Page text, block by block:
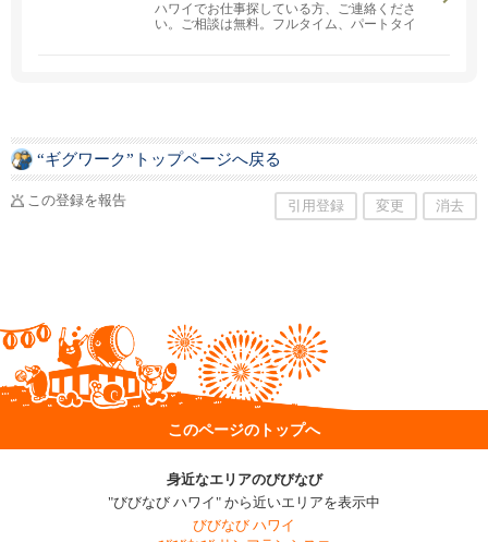
ハワイでお仕事探している方、ご連絡くださ
い。ご相談は無料。フルタイム、パートタイ
“ギグワーク”トップページへ戻る
この登録を報告 引用登録 変更 消去
このページのトップへ
身近なエリアのびびなび
"びびなび ハワイ" から近いエリアを表示中
びびなび ハワイ